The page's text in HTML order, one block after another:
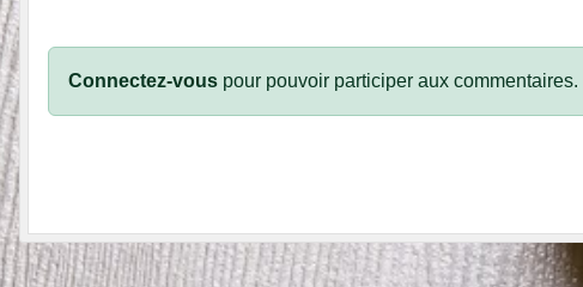
Connectez-vous pour pouvoir participer aux commentaires.